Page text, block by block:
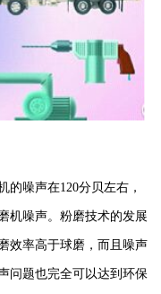
噪声在120分贝左右，
机噪声。粉磨技术的发展
效率高于球磨，而且噪声
问题也完全可以达到环保